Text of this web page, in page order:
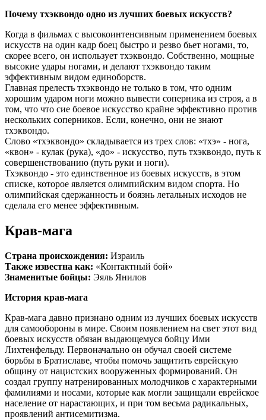
Почему тхэквондо одно из лучших боевых искусств?
Когда в фильмах с высокоинтенсивным применением боевых
искусств на один кадр боец быстро и резво бьет ногами, то,
скорее всего, он использует тхэквондо. Собственно, мощные
высокие удары ногами, и делают тхэквондо таким
эффективным видом единоборств.
Главная прелесть тхэквондо не только в том, что одним
хорошим ударом ноги можно вывести соперника из строя, а в
том, что что сие боевое искусство крайне эффективно против
нескольких соперников. Если, конечно, они не знают
тхэквондо.
Слово «тхэквондо» складывается из трех слов: «тхэ» - нога,
«квон» - кулак (рука), «до» - искусство, путь тхэквондо, путь к
совершенствованию (путь руки и ноги).
Тхэквондо - это единственное из боевых искусств, в этом
списке, которое является олимпийским видом спорта. Но
олимпийская сдержанность и боязнь летальных исходов не
сделала его менее эффективным.
Крав-мага
Страна происхождения: Израиль
Также известна как: «Контактный бой»
Знаменитые бойцы: Эяль Янилов
История крав-мага
Крав-мага давно признано одним из лучших боевых искусств
для самообороны в мире. Своим появлением на свет этот вид
боевых искусств обязан выдающемуся бойцу Ими
Лихтенфельду. Первоначально он обучал своей системе
борьбы в Братиславе, чтобы помочь защитить еврейскую
общину от нацистских вооруженных формирований. Он
создал группу натренированных молодчиков с характерными
фамилиями и носами, которые как могли защищали еврейское
население от нарастающих, и при том весьма радикальных,
проявлений антисемитизма.